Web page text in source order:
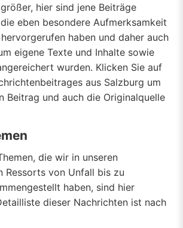
hier sind jene Beiträge
eben besondere Aufmerksamkeit
haben und daher auch
eigene Texte und Inhalte sowie
wurden. Klicken Sie auf
aus Salzburg um
Beitrag und auch die Originalquelle
die wir in unseren
Ressorts von Unfall bis zu
haben, sind hier
dieser Nachrichten ist nach